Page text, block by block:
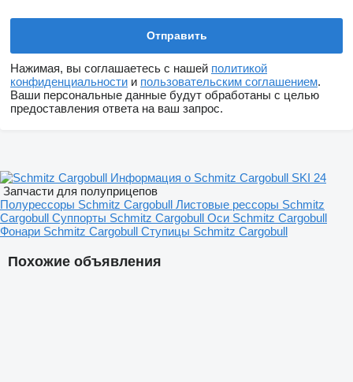
Нажимая, вы соглашаетесь с нашей политикой
конфиденциальности и пользовательским соглашением.
Ваши персональные данные будут обработаны с целью
предоставления ответа на ваш запрос.
Похожие объявления
Информация о Schmitz Cargobull SKI 24
Запчасти для полуприцепов
Полурессоры Schmitz Cargobull Листовые рессоры Schmitz
Cargobull Суппорты Schmitz Cargobull Оси Schmitz Cargobull
Фонари Schmitz Cargobull Ступицы Schmitz Cargobull